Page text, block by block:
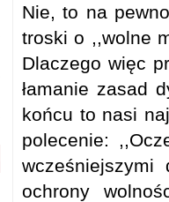
Nie, to na
troski o ,,wolne
Dlaczego więc
łamanie zasad
końcu to nasi
polecenie:
wcześniejszymi
ochrony